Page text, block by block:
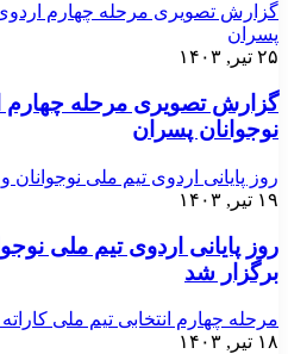
گزارش تصویری مرحله چهارم اردوی
پسران
۲۵ تیر, ۱۴۰۳
گزارش تصویری مرحله چهارم
نوجوانان پسران
روز پایانی اردوی تیم ملی نوجوانان
۱۹ تیر, ۱۴۰۳
روز پایانی اردوی تیم ملی
برگزار شد
مرحله چهارم انتخابی تیم ملی
۱۸ تیر, ۱۴۰۳